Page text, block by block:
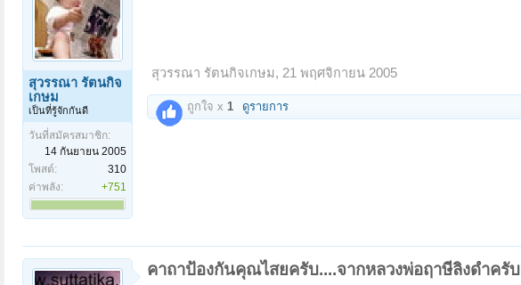
สุวรรณา รัตนกิจ
เกษม
เป็นที่รู้จักกันดี
วันที่สมัครสมาชิก:
14 กันยายน 2005
โพสต์:
310
ค่าพลัง:
+751
สุวรรณา รัตนกิจเกษม, 21 พฤศจิกายน 2005
ถูกใจ x 1 ดูรายการ
คาถาป้องกันคุณไสยครับ....จากหลวงพ่อฤาษีลิงดำครับ